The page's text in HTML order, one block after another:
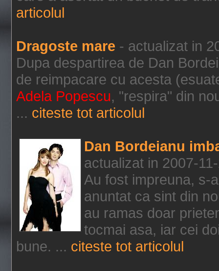
articolul
Dragoste mare - actualizat in
Dupa despartirea de Dan
de reimpacare cu acesta
Adela Popescu, "respira" din
... citeste tot articolul
Dan Bordeianu
actualizat in 2007-
Au fost impreuna, s-
anuntat ca sint din
au ramas doar
tocmai asa, iar cei
bune. ... citeste tot articolul